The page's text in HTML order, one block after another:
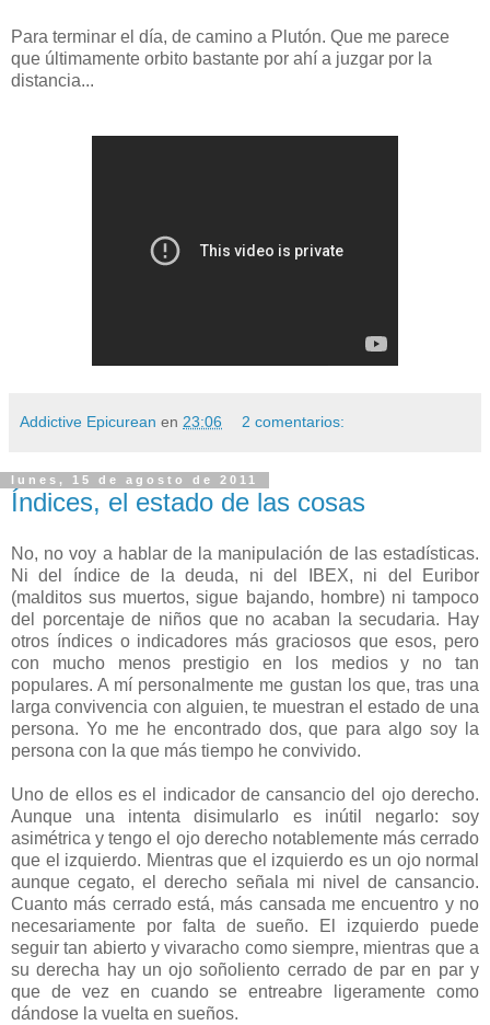
Para terminar el día, de camino a Plutón. Que me parece
que últimamente orbito bastante por ahí a juzgar por la
distancia...
Addictive Epicurean en 23:06 2 comentarios:
lunes, 15 de agosto de 2011
Índices, el estado de las cosas
No, no voy a hablar de la manipulación de las estadísticas.
Ni del índice de la deuda, ni del IBEX, ni del Euribor
(malditos sus muertos, sigue bajando, hombre) ni tampoco
del porcentaje de niños que no acaban la secudaria. Hay
otros índices o indicadores más graciosos que esos, pero
con mucho menos prestigio en los medios y no tan
populares. A mí personalmente me gustan los que, tras una
larga convivencia con alguien, te muestran el estado de una
persona. Yo me he encontrado dos, que para algo soy la
persona con la que más tiempo he convivido.
Uno de ellos es el indicador de cansancio del ojo derecho.
Aunque una intenta disimularlo es inútil negarlo: soy
asimétrica y tengo el ojo derecho notablemente más cerrado
que el izquierdo. Mientras que el izquierdo es un ojo normal
aunque cegato, el derecho señala mi nivel de cansancio.
Cuanto más cerrado está, más cansada me encuentro y no
necesariamente por falta de sueño. El izquierdo puede
seguir tan abierto y vivaracho como siempre, mientras que a
su derecha hay un ojo soñoliento cerrado de par en par y
que de vez en cuando se entreabre ligeramente como
dándose la vuelta en sueños.